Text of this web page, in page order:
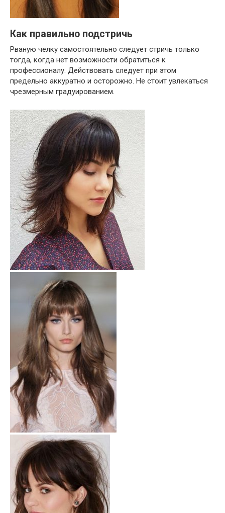
Как правильно подстричь
Рваную челку самостоятельно следует стричь только
тогда, когда нет возможности обратиться к
профессионалу. Действовать следует при этом
предельно аккуратно и осторожно. Не стоит увлекаться
чрезмерным градуированием.